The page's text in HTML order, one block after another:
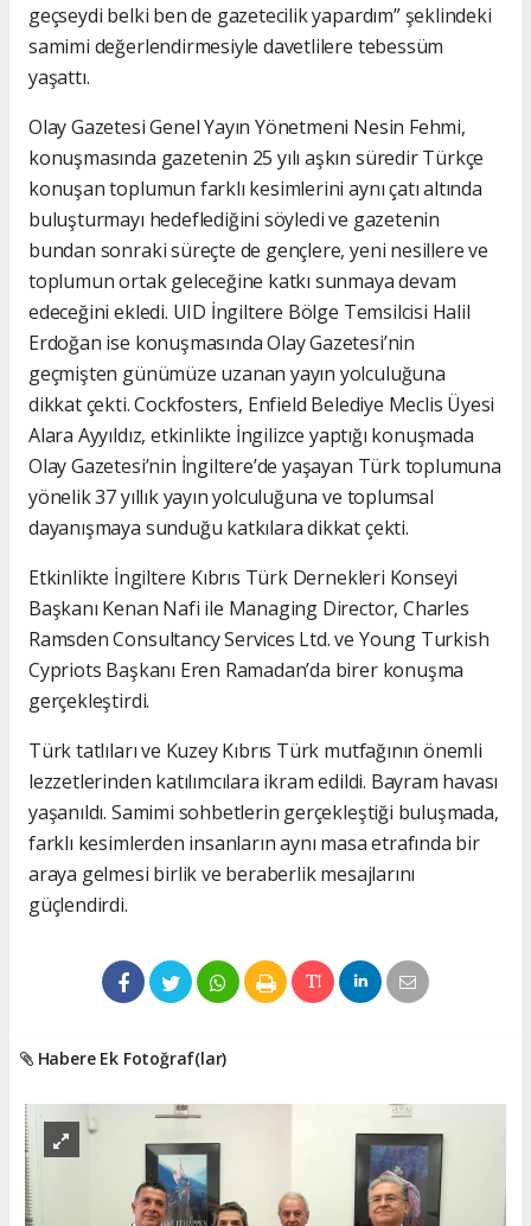
geçseydi belki ben de gazetecilik yapardım” şeklindeki
samimi değerlendirmesiyle davetlilere tebessüm
yaşattı.
Olay Gazetesi Genel Yayın Yönetmeni Nesin Fehmi,
konuşmasında gazetenin 25 yılı aşkın süredir Türkçe
konuşan toplumun farklı kesimlerini aynı çatı altında
buluşturmayı hedeflediğini söyledi ve gazetenin
bundan sonraki süreçte de gençlere, yeni nesillere ve
toplumun ortak geleceğine katkı sunmaya devam
edeceğini ekledi. UID İngiltere Bölge Temsilcisi Halil
Erdoğan ise konuşmasında Olay Gazetesi’nin
geçmişten günümüze uzanan yayın yolculuğuna
dikkat çekti. Cockfosters, Enfield Belediye Meclis Üyesi
Alara Ayyıldız, etkinlikte İngilizce yaptığı konuşmada
Olay Gazetesi’nin İngiltere’de yaşayan Türk toplumuna
yönelik 37 yıllık yayın yolculuğuna ve toplumsal
dayanışmaya sunduğu katkılara dikkat çekti.
Etkinlikte İngiltere Kıbrıs Türk Dernekleri Konseyi
Başkanı Kenan Nafi ile Managing Director, Charles
Ramsden Consultancy Services Ltd. ve Young Turkish
Cypriots Başkanı Eren Ramadan’da birer konuşma
gerçekleştirdi.
Türk tatlıları ve Kuzey Kıbrıs Türk mutfağının önemli
lezzetlerinden katılımcılara ikram edildi. Bayram havası
yaşanıldı. Samimi sohbetlerin gerçekleştiği buluşmada,
farklı kesimlerden insanların aynı masa etrafında bir
araya gelmesi birlik ve beraberlik mesajlarını
güçlendirdi.
Habere Ek Fotoğraf(lar)